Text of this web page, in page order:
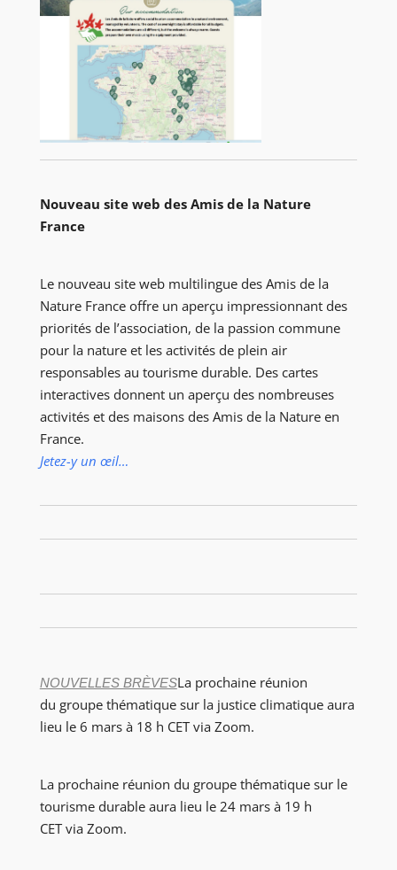
Nouveau site web des Amis de la Nature
France
Le nouveau site web multilingue des Amis de la
Nature France offre un aperçu impressionnant des
priorités de l’association, de la passion commune
pour la nature et les activités de plein air
responsables au tourisme durable. Des cartes
interactives donnent un aperçu des nombreuses
activités et des maisons des Amis de la Nature en
France.
Jetez-y un œil…
NOUVELLES BRÈVESLa prochaine réunion
du groupe thématique sur la justice climatique aura
lieu le 6 mars à 18 h CET via Zoom.
La prochaine réunion du groupe thématique sur le
tourisme durable aura lieu le 24 mars à 19 h
CET via Zoom.